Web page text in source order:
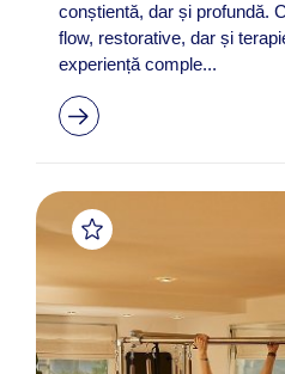
conștientă, dar și profundă.
flow, restorative, dar și
experiență comple...